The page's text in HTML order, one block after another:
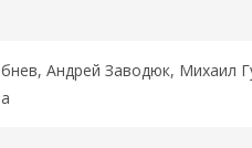
Андрей Заводюк, Михаил